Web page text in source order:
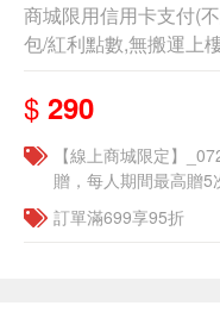
商城限用信用卡支付(
包/紅利點數,無搬運上
$ 290
【線上商城限定】
贈，每人期間最高贈5
訂單滿699享95折